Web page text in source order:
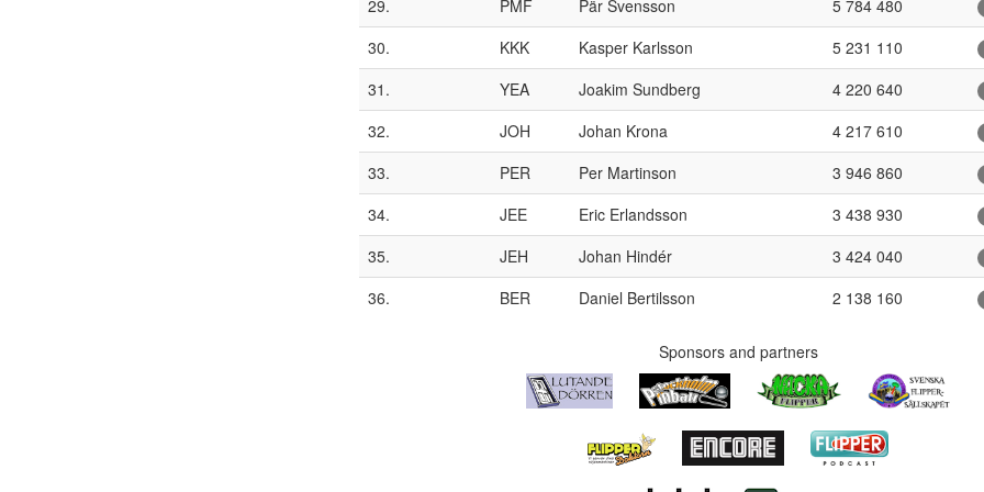
29. PMF Pär Svensson 5 784 480
30. KKK Kasper Karlsson 5 231 110
31. YEA Joakim Sundberg 4 220 640
32. JOH Johan Krona 4 217 610
33. PER Per Martinson 3 946 860
34. JEE Eric Erlandsson 3 438 930
35. JEH Johan Hindér 3 424 040
36. BER Daniel Bertilsson 2 138 160
Sponsors and partners